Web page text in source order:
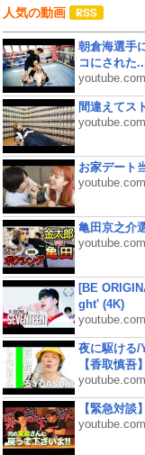
人気の動画
朝倉海選手
コにされた
youtube.com
間違えてス
youtube.com
お家デート
youtube.com
亀田京之介
youtube.com
[BE
ght' (4K)
youtube.com
夜に駆ける/
【香取慎吾】
youtube.com
【緊急対談
youtube.com